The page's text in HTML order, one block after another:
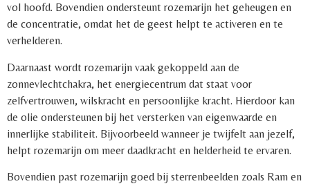
vol hoofd. Bovendien ondersteunt rozemarijn het geheugen en
de concentratie, omdat het de geest helpt te activeren en te
verhelderen.
Daarnaast wordt rozemarijn vaak gekoppeld aan de
zonnevlechtchakra, het energiecentrum dat staat voor
zelfvertrouwen, wilskracht en persoonlijke kracht. Hierdoor kan
de olie ondersteunen bij het versterken van eigenwaarde en
innerlijke stabiliteit. Bijvoorbeeld wanneer je twijfelt aan jezelf,
helpt rozemarijn om meer daadkracht en helderheid te ervaren.
Bovendien past rozemarijn goed bij sterrenbeelden zoals Ram en